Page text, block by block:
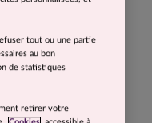
tout ou une partie
au bon
de statistiques
retirer votre